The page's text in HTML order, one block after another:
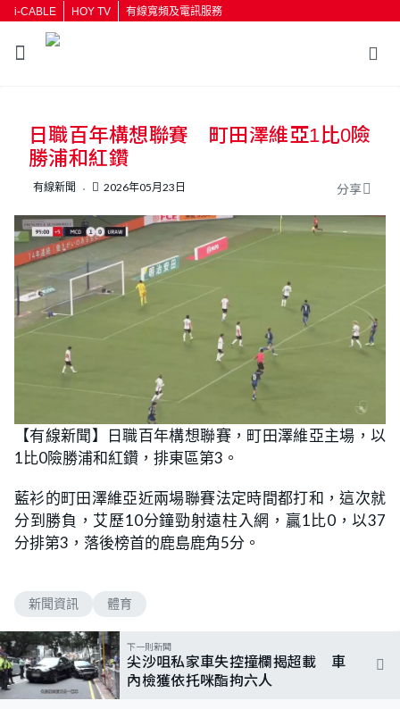
i-CABLE HOY TV 有線寬頻及電訊服務
按輸入鍵開始搜尋
日職百年構想聯賽 町田澤維亞1比0險
勝浦和紅鑽
有線新聞 2026年05月23日 分享
【有線新聞】日職百年構想聯賽，町田澤維亞主場，以
1比0險勝浦和紅鑽，排東區第3。
藍衫的町田澤維亞近兩場聯賽法定時間都打和，這次就
分到勝負，艾歷10分鐘勁射遠柱入網，贏1比0，以37
分排第3，落後榜首的鹿島鹿角5分。
新聞資訊 體育
下一則新聞
尖沙咀私家車失控撞欄揭超載 車
內檢獲依托咪酯拘六人